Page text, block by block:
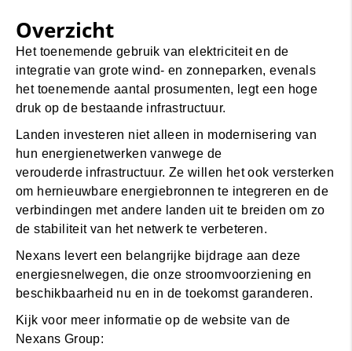
Overzicht
Het toenemende gebruik van elektriciteit en de
integratie van grote wind- en zonneparken, evenals
het toenemende aantal prosumenten, legt een hoge
druk op de bestaande infrastructuur.
Landen investeren niet alleen in modernisering van
hun energienetwerken vanwege de
verouderde infrastructuur. Ze willen het ook versterken
om hernieuwbare energiebronnen te integreren en de
verbindingen met andere landen uit te breiden om zo
de stabiliteit van het netwerk te verbeteren.
Nexans levert een belangrijke bijdrage aan deze
energiesnelwegen, die onze stroomvoorziening en
beschikbaarheid nu en in de toekomst garanderen.
Kijk voor meer informatie op de website van de
Nexans Group: